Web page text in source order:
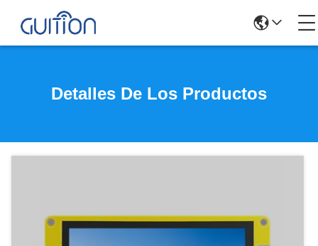
Detalles De Los Productos